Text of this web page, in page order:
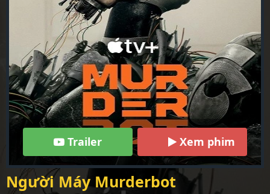
Trailer Xem phim
Người Máy Murderbot